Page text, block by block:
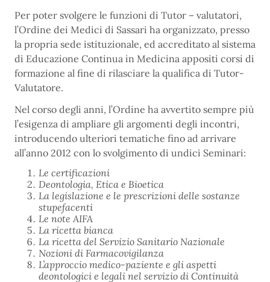
Per poter svolgere le funzioni di Tutor – valutatori,
l’Ordine dei Medici di Sassari ha organizzato, presso
la propria sede istituzionale, ed accreditato al sistema
di Educazione Continua in Medicina appositi corsi di
formazione al fine di rilasciare la qualifica di Tutor-
Valutatore.
Nel corso degli anni, l’Ordine ha avvertito sempre più
l’esigenza di ampliare gli argomenti degli incontri,
introducendo ulteriori tematiche fino ad arrivare
all’anno 2012 con lo svolgimento di undici Seminari:
Le certificazioni
Deontologia, Etica e Bioetica
La legislazione e le prescrizioni delle sostanze
stupefacenti
Le note AIFA
La ricetta bianca
La ricetta del Servizio Sanitario Nazionale
Nozioni di Farmacovigilanza
L’approccio medico-paziente e gli aspetti
deontologici e legali nel servizio di Continuità